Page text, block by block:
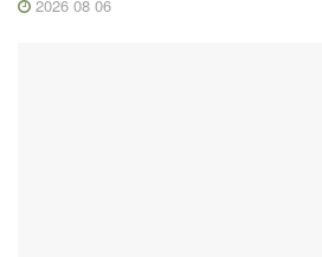
2026 08 06